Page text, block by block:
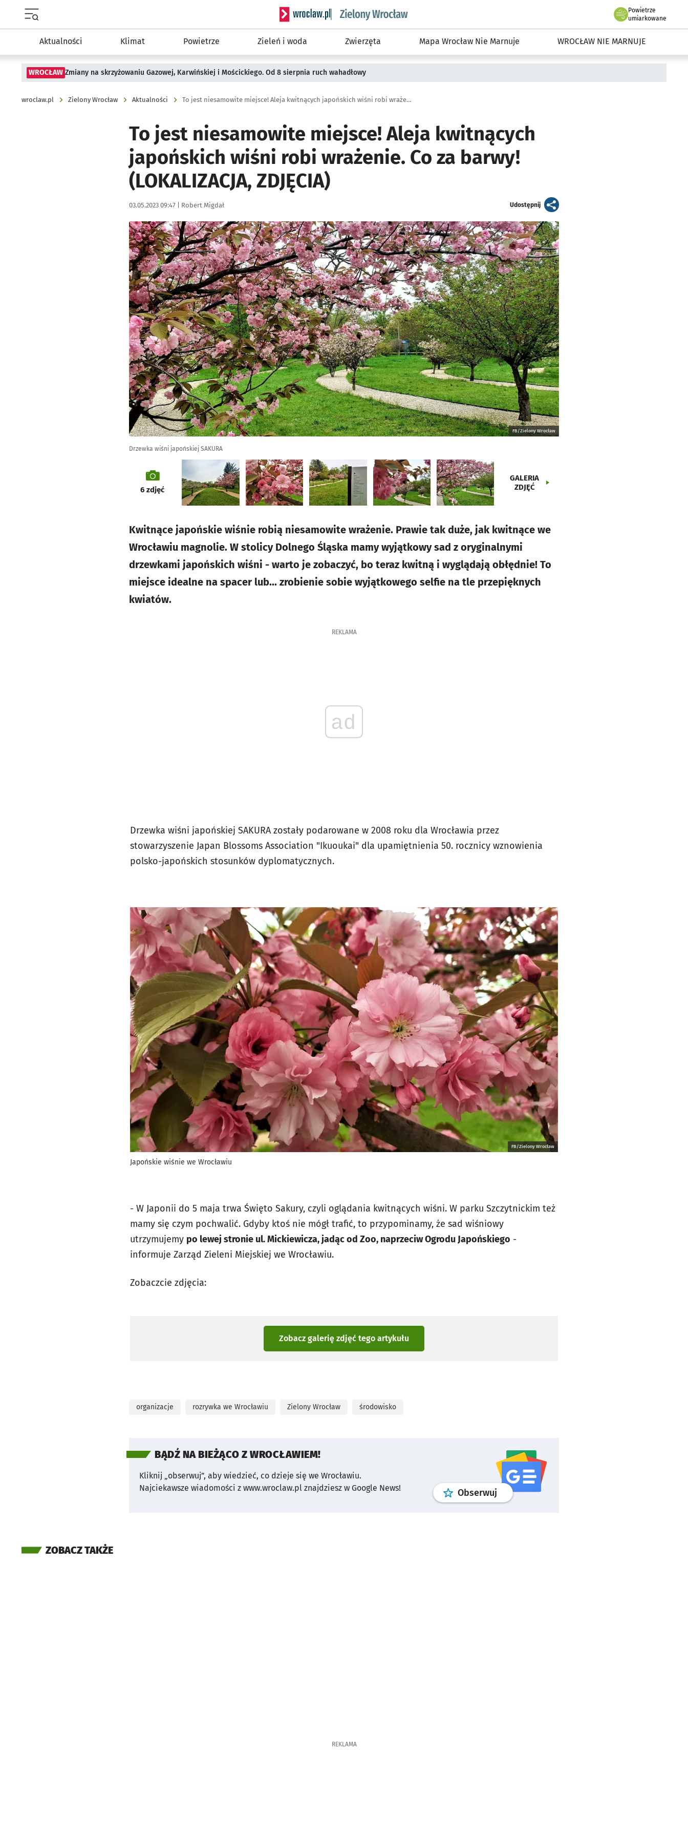
Serwis informacyjny wroclaw.pl podserwis: Środowisko we Wrocławiu
Powietrze
we Wrocławiu
umiarkowane
Aktualności Klimat Powietrze Zieleń i woda Zwierzęta Mapa Wrocław Nie Marnuje WROCŁAW NIE MARNUJE
WROCŁAW Zmiany na skrzyżowaniu Gazowej, Karwińskiej i Mościckiego. Od 8 sierpnia ruch wahadłowy
wroclaw.pl Zielony Wrocław Aktualności To jest niesamowite miejsce! Aleja kwitnących japońskich wiśni robi wrażenie. Co za barwy! (LOKALIZACJA, ZDJĘCIA)
To jest niesamowite miejsce! Aleja kwitnących
japońskich wiśni robi wrażenie. Co za barwy!
(LOKALIZACJA, ZDJĘCIA)
Data publikacji:
03.05.2023 09:47 | Autor:
Robert Migdał Udostępnijartykuł
Kliknij, aby zobaczyć galerię
FB/Zielony Wrocław
Drzewka wiśni japońskiej SAKURA
galeria
6 zdjęć
GALERIA
ZDJĘĆ
Kwitnące japońskie wiśnie robią niesamowite wrażenie. Prawie tak duże, jak kwitnące we
Wrocławiu magnolie. W stolicy Dolnego Śląska mamy wyjątkowy sad z oryginalnymi
drzewkami japońskich wiśni - warto je zobaczyć, bo teraz kwitną i wyglądają obłędnie! To
miejsce idealne na spacer lub... zrobienie sobie wyjątkowego selfie na tle przepięknych
kwiatów.
REKLAMA
ad
Drzewka wiśni japońskiej SAKURA zostały podarowane w 2008 roku dla Wrocławia przez
stowarzyszenie Japan Blossoms Association "Ikuoukai" dla upamiętnienia 50. rocznicy wznowienia
polsko-japońskich stosunków dyplomatycznych.
FB/Zielony Wrocław
Japońskie wiśnie we Wrocławiu
- W Japonii do 5 maja trwa Święto Sakury, czyli oglądania kwitnących wiśni. W parku Szczytnickim też
mamy się czym pochwalić. Gdyby ktoś nie mógł trafić, to przypominamy, że sad wiśniowy
utrzymujemy po lewej stronie ul. Mickiewicza, jadąc od Zoo, naprzeciw Ogrodu Japońskiego -
informuje Zarząd Zieleni Miejskiej we Wrocławiu.
Zobaczcie zdjęcia:
Zobacz galerię zdjęć tego artykułu
organizacje rozrywka we Wrocławiu Zielony Wrocław środowisko
BĄDŹ NA BIEŻĄCO Z WROCŁAWIEM!
Kliknij „obserwuj”, aby wiedzieć, co dzieje się we Wrocławiu.
Najciekawsze wiadomości z www.wroclaw.pl znajdziesz w Google News!
Obserwuj profilgoogle news
ZOBACZ TAKŻE
REKLAMA